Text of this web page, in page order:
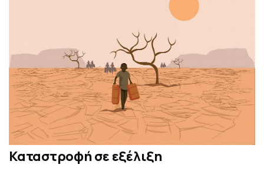
Καταστροφή σε εξέλιξη